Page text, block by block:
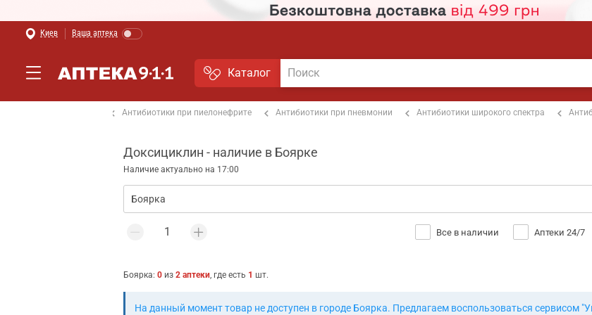
Киев Ваша аптека
Каталог
Антибиотики при пиелонефрите Антибиотики при пневмонии Антибиотики широкого спектра
Доксициклин - наличие в Боярке
Наличие актуально на 17:00
Все в наличии Аптеки 24/7
Боярка: 0 из 2 аптеки, где есть 1 шт.
На данный момент товар не доступен в городе Боярка. Предлагаем воспользоваться сервисом